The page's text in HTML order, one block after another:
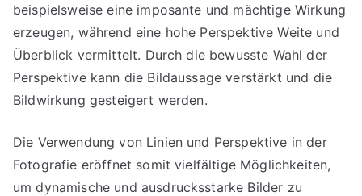
beispielsweise eine imposante und mächtige Wirkung
erzeugen, während eine hohe Perspektive Weite und
Überblick vermittelt. Durch die bewusste Wahl der
Perspektive kann die Bildaussage verstärkt und die
Bildwirkung gesteigert werden.
Die Verwendung von Linien und Perspektive in der
Fotografie eröffnet somit vielfältige Möglichkeiten,
um dynamische und ausdrucksstarke Bilder zu